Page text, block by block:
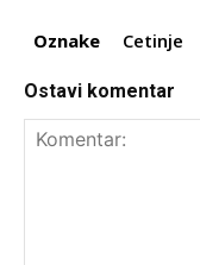
Oznake Cetinje
Ostavi komentar